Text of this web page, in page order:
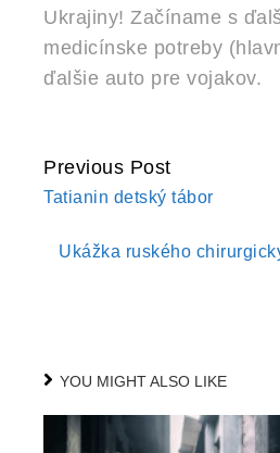
Ukrajiny! Začíname s
medicínske potreby
ďalšie auto pre vojakov.
CONTINUE
READING
Previous Post
Tatianin detský tábor
Ukážka ruského
YOU MIGHT ALSO LIKE